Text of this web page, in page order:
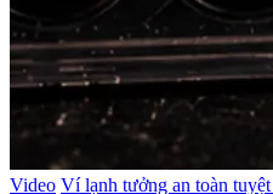
Video Ví lạnh tưởng an toàn